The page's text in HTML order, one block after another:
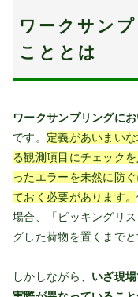
ワークサン
こととは
ワークサンプリングに
です。 定義があいまい
る観測項目にチェック
ったエラーを未然に防
ておく必要があります。
場合、「ピッキングリ
グした荷物を置くまでと
しかしながら、 いざ現